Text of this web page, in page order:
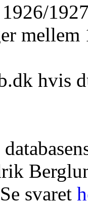
mellem
hvis
svaret